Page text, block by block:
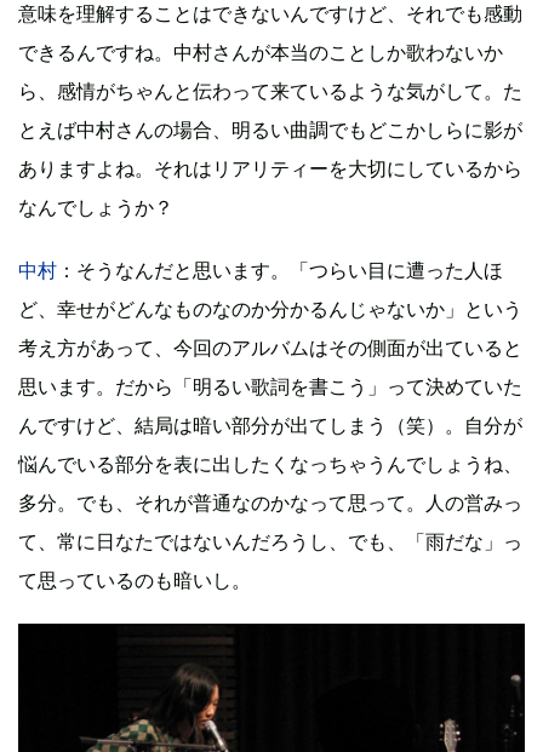
意味を理解することはできないんですけど、それでも感動
できるんですね。中村さんが本当のことしか歌わないか
ら、感情がちゃんと伝わって来ているような気がして。た
とえば中村さんの場合、明るい曲調でもどこかしらに影が
ありますよね。それはリアリティーを大切にしているから
なんでしょうか？
中村 ：そうなんだと思います。「つらい目に遭った人ほ
ど、幸せがどんなものなのか分かるんじゃないか」という
考え方があって、今回のアルバムはその側面が出ていると
思います。だから「明るい歌詞を書こう」って決めていた
んですけど、結局は暗い部分が出てしまう（笑）。自分が
悩んでいる部分を表に出したくなっちゃうんでしょうね、
多分。でも、それが普通なのかなって思って。人の営みっ
て、常に日なたではないんだろうし、でも、「雨だな」っ
て思っているのも暗いし。